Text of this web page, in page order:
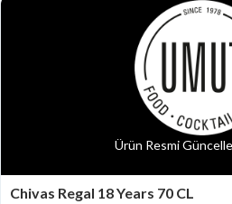
Ürün Resmi
Chivas Regal 18 Years 70 CL